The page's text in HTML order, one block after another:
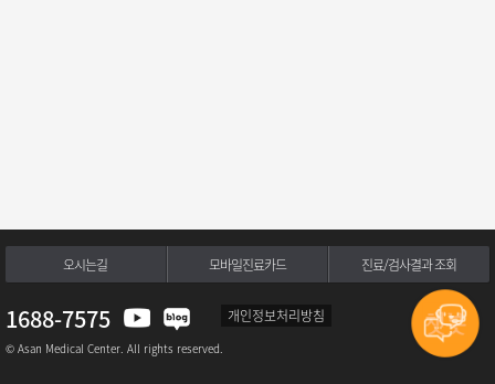
오시는길 모바일진료카드 진료/검사결과 조회
1688-7575 개인정보처리방침
© Asan Medical Center. All rights reserved.